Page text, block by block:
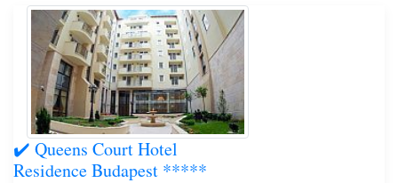
✔️ Queens Court Hotel
Residence Budapest *****